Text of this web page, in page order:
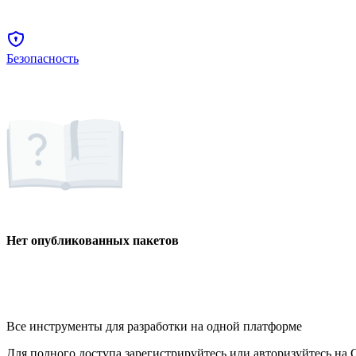
Безопасность
Нет опубликованных пакетов
Все инструменты для разработки на одной платформе
Для полного доступа зарегистрируйтесь или авторизуйтесь на